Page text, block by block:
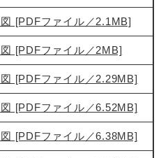
[PDFファイル／2.1MB]
[PDFファイル／2MB]
[PDFファイル／2.29MB]
[PDFファイル／6.52MB]
[PDFファイル／6.38MB]